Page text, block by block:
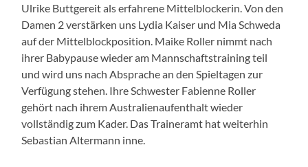
Ulrike Buttgereit als erfahrene Mittelblockerin. Von den
Damen 2 verstärken uns Lydia Kaiser und Mia Schweda
auf der Mittelblockposition. Maike Roller nimmt nach
ihrer Babypause wieder am Mannschaftstraining teil
und wird uns nach Absprache an den Spieltagen zur
Verfügung stehen. Ihre Schwester Fabienne Roller
gehört nach ihrem Australienaufenthalt wieder
vollständig zum Kader. Das Traineramt hat weiterhin
Sebastian Altermann inne.